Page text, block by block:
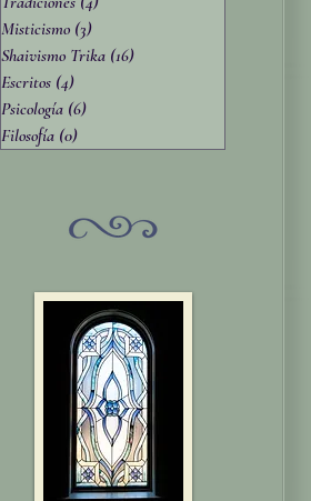
Misticismo (3)
Shaivismo Trika (16)
Escritos (4)
Psicología (6)
Filosofía (0)